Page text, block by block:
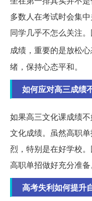
多数人在考试时会集
同学几乎不怎么关注
成绩，重要的是放松
绪，保持心态平和。
如何应对高三成绩
如果高三文化课成绩
文化成绩。虽然高职
烈，特别是在好学校
高职单招做好充分准备
高考失利如何提升